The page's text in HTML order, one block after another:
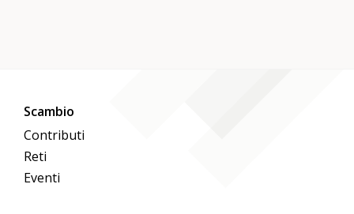
Scambio
Contributi
Reti
Eventi